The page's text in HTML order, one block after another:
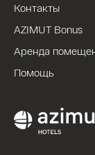
Контакты
AZIMUT Bonus
Аренда
Помощь